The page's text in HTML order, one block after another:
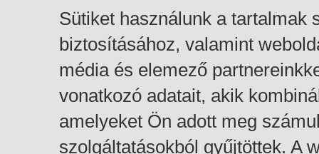
Sütiket használunk a tartalmak
biztosításához, valamint
média és elemező
vonatkozó adatait, akik
amelyeket Ön adott meg
szolgáltatásokból gyűjtöttek. A